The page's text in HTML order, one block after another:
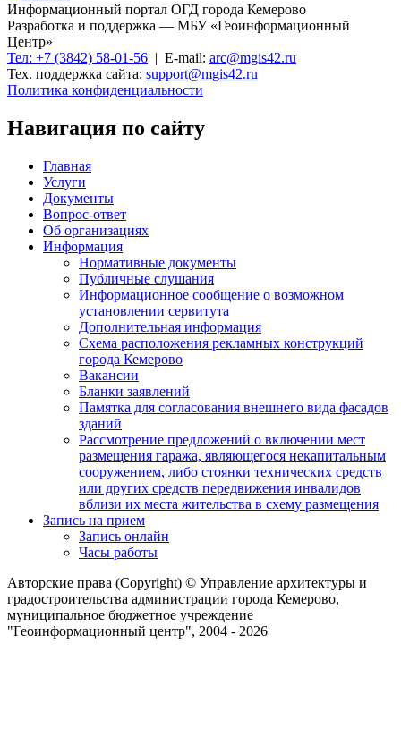
Информационный портал ОГД города Кемерово
Разработка и поддержка — МБУ «Геоинформационный
Центр»
Тел: +7 (3842) 58-01-56 | E-mail: arc@mgis42.ru
Тех. поддержка сайта: support@mgis42.ru
Политика конфиденциальности
Навигация по сайту
Главная
Услуги
Документы
Вопрос-ответ
Об организациях
Информация
Нормативные документы
Публичные слушания
Информационное сообщение о возможном
установлении сервитута
Дополнительная информация
Схема расположения рекламных конструкций
города Кемерово
Вакансии
Бланки заявлений
Памятка для согласования внешнего вида фасадов
зданий
Рассмотрение предложений о включении мест
размещения гаража, являющегося некапитальным
сооружением, либо стоянки технических средств
или других средств передвижения инвалидов
вблизи их места жительства в схему размещения
Запись на прием
Запись онлайн
Часы работы
Авторские права (Copyright) © Управление архитектуры и
градостроительства администрации города Кемерово,
муниципальное бюджетное учреждение
"Геоинформационный центр", 2004 - 2026